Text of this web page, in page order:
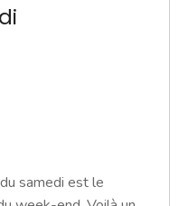
samedi est le